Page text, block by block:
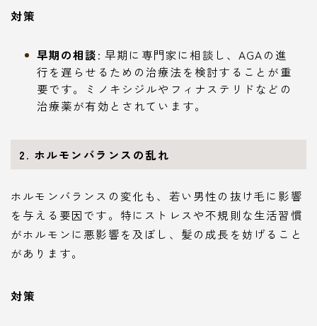
対策
早期の相談: 早期に専門家に相談し、AGAの進
行を遅らせるための治療法を検討することが重
要です。ミノキシジルやフィナステリドなどの
治療薬が有効とされています。
2. ホルモンバランスの乱れ
ホルモンバランスの変化も、若い男性の抜け毛に影響
を与える要因です。特にストレスや不規則な生活習慣
がホルモンに悪影響を及ぼし、髪の成長を妨げること
があります。
対策